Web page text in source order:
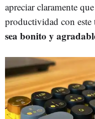
apreciar claramente
productividad con este
sea bonito y